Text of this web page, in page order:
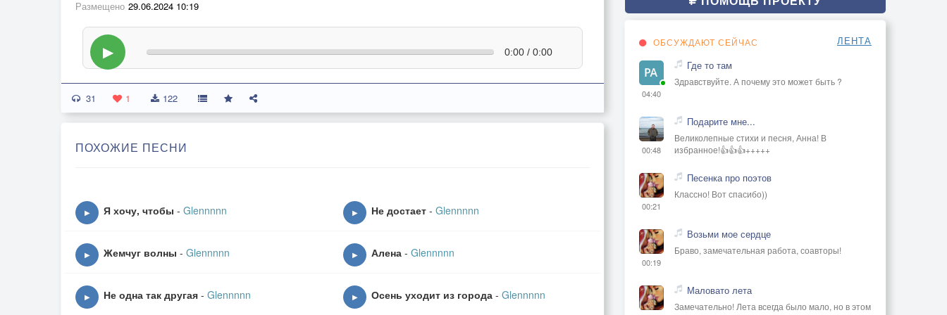
Размещено 29.06.2024 10:19
▶ 0:00 / 0:00
31 1 122
ПОХОЖИЕ ПЕСНИ
▶ Я хочу, чтобы - Glennnnn ▶ Не достает - Glennnnn
▶ Жемчуг волны - Glennnnn ▶ Алена - Glennnnn
▶ Не одна так другая - Glennnnn ▶ Осень уходит из города - Glennnnn
ОБСУЖДАЮТ СЕЙЧАС ЛЕНТА
04:40
Где то там
Здравствуйте. А почему это может быть ?
00:48
Подарите мне...
Великолепные стихи и песня, Анна! В
избранное!👍👍👍+++++
00:21
Песенка про поэтов
Классно! Вот спасибо))
00:19
Возьми мое сердце
Браво, замечательная работа, соавторы!
Маловато лета
Замечательно! Лета всегда было мало, но в этом